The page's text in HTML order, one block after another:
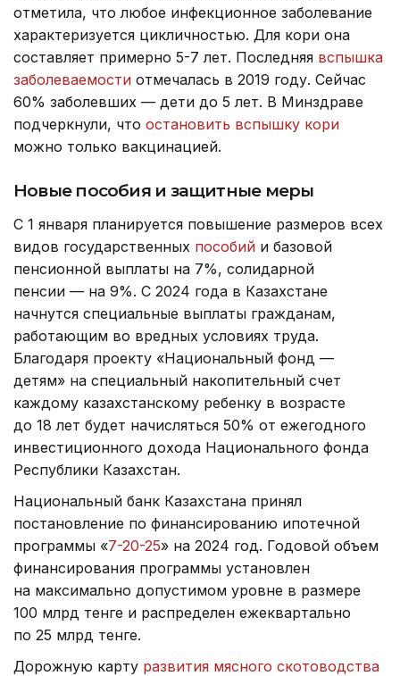
отметила, что любое инфекционное заболевание
характеризуется цикличностью. Для кори она
составляет примерно 5-7 лет. Последняя вспышка
заболеваемости отмечалась в 2019 году. Сейчас
60% заболевших — дети до 5 лет. В Минздраве
подчеркнули, что остановить вспышку кори
можно только вакцинацией.
Новые пособия и защитные меры
С 1 января планируется повышение размеров всех
видов государственных пособий и базовой
пенсионной выплаты на 7%, солидарной
пенсии — на 9%. С 2024 года в Казахстане
начнутся специальные выплаты гражданам,
работающим во вредных условиях труда.
Благодаря проекту «Национальный фонд —
детям» на специальный накопительный счет
каждому казахстанскому ребенку в возрасте
до 18 лет будет начисляться 50% от ежегодного
инвестиционного дохода Национального фонда
Республики Казахстан.
Национальный банк Казахстана принял
постановление по финансированию ипотечной
программы «7-20-25» на 2024 год. Годовой объем
финансирования программы установлен
на максимально допустимом уровне в размере
100 млрд тенге и распределен ежеквартально
по 25 млрд тенге.
Дорожную карту развития мясного скотоводства